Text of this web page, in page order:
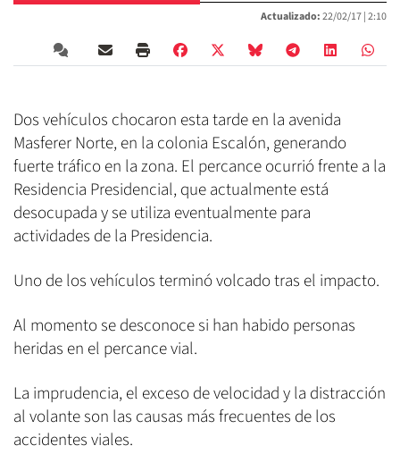
Actualizado:22/02/17 |2:10
Dos vehículos chocaron esta tarde en la avenida
Masferer Norte, en la colonia Escalón, generando
fuerte tráfico en la zona. El percance ocurrió frente a la
Residencia Presidencial, que actualmente está
desocupada y se utiliza eventualmente para
actividades de la Presidencia.
Uno de los vehículos terminó volcado tras el impacto.
Al momento se desconoce si han habido personas
heridas en el percance vial.
La imprudencia, el exceso de velocidad y la distracción
al volante son las causas más frecuentes de los
accidentes viales.